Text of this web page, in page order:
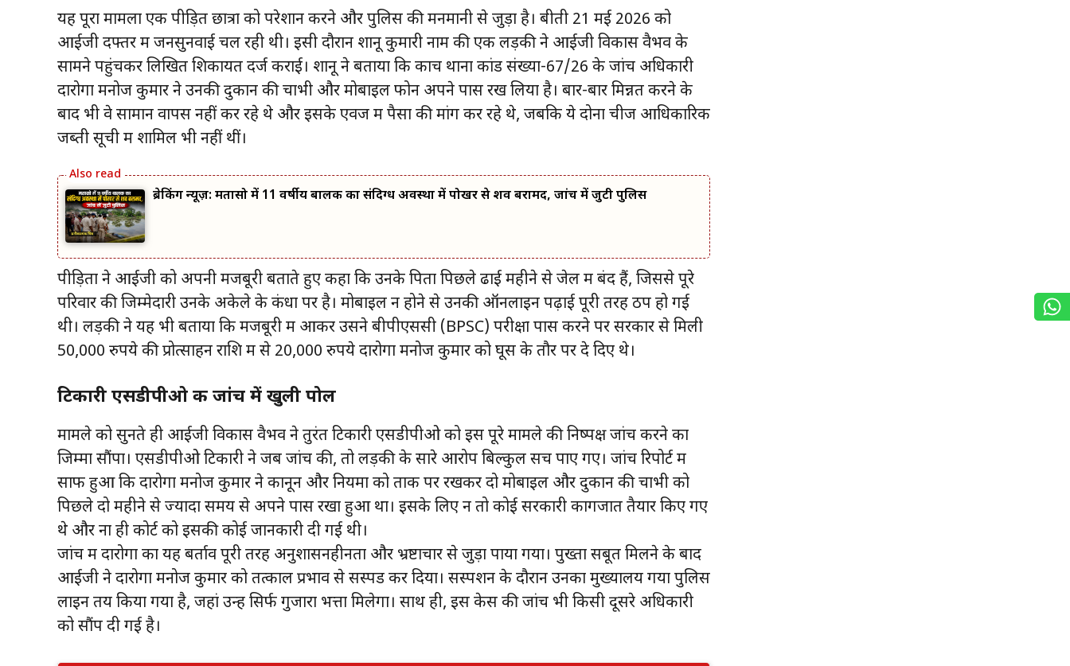
यह पूरा मामला एक पीड़ित छात्रा को परेशान करने और पुलिस की मनमानी से जुड़ा है। बीती 21 मई 2026 को
आईजी दफ्तर में जनसुनवाई चल रही थी। इसी दौरान शानू कुमारी नाम की एक लड़की ने आईजी विकास वैभव के
सामने पहुंचकर लिखित शिकायत दर्ज कराई। शानू ने बताया कि कोंच थाना कांड संख्या-67/26 के जांच अधिकारी
दारोगा मनोज कुमार ने उनकी दुकान की चाभी और मोबाइल फोन अपने पास रख लिया है। बार-बार मिन्नतें करने के
बाद भी वे सामान वापस नहीं कर रहे थे और इसके एवज में पैसों की मांग कर रहे थे, जबकि ये दोनों चीजें आधिकारिक
जब्ती सूची में शामिल भी नहीं थीं।
ब्रेकिंग न्यूज़: मतासो में 11 वर्षीय बालक का संदिग्ध अवस्था में पोखर से शव बरामद, जांच में जुटी पुलिस
पीड़िता ने आईजी को अपनी मजबूरी बताते हुए कहा कि उनके पिता पिछले ढाई महीने से जेल में बंद हैं, जिससे पूरे
परिवार की जिम्मेदारी उनके अकेले के कंधों पर है। मोबाइल न होने से उनकी ऑनलाइन पढ़ाई पूरी तरह ठप हो गई
थी। लड़की ने यह भी बताया कि मजबूरी में आकर उसने बीपीएससी (BPSC) परीक्षा पास करने पर सरकार से मिली
50,000 रुपये की प्रोत्साहन राशि में से 20,000 रुपये दारोगा मनोज कुमार को घूस के तौर पर दे दिए थे।
टिकारी एसडीपीओ की जांच में खुली पोल
मामले को सुनते ही आईजी विकास वैभव ने तुरंत टिकारी एसडीपीओ को इस पूरे मामले की निष्पक्ष जांच करने का
जिम्मा सौंपा। एसडीपीओ टिकारी ने जब जांच की, तो लड़की के सारे आरोप बिल्कुल सच पाए गए। जांच रिपोर्ट में
साफ हुआ कि दारोगा मनोज कुमार ने कानून और नियमों को ताक पर रखकर दो मोबाइल और दुकान की चाभी को
पिछले दो महीने से ज्यादा समय से अपने पास रखा हुआ था। इसके लिए न तो कोई सरकारी कागजात तैयार किए गए
थे और ना ही कोर्ट को इसकी कोई जानकारी दी गई थी।
जांच में दारोगा का यह बर्ताव पूरी तरह अनुशासनहीनता और भ्रष्टाचार से जुड़ा पाया गया। पुख्ता सबूत मिलने के बाद
आईजी ने दारोगा मनोज कुमार को तत्काल प्रभाव से सस्पेंड कर दिया। सस्पेंशन के दौरान उनका मुख्यालय गया पुलिस
लाइन तय किया गया है, जहां उन्हें सिर्फ गुजारा भत्ता मिलेगा। साथ ही, इस केस की जांच भी किसी दूसरे अधिकारी
को सौंप दी गई है।